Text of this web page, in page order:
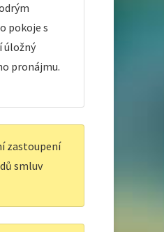
pokoje s
úložný
pronájmu.
zastoupení
smluv